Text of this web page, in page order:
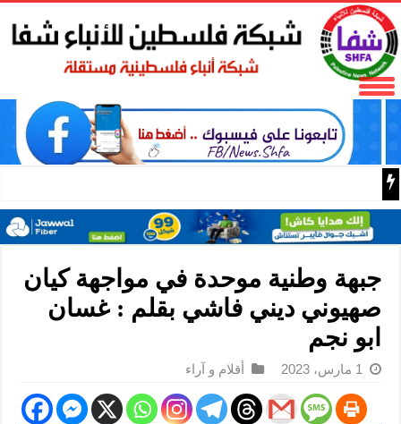
الاحتلال يغلق بلدة يعبد بالسواتر الترابية ويحول منزلاً فيها
جبهة وطنية موحدة في مواجهة كيان
صهيوني ديني فاشي بقلم : غسان
ابو نجم
1 مارس، 2023 أقلام و آراء